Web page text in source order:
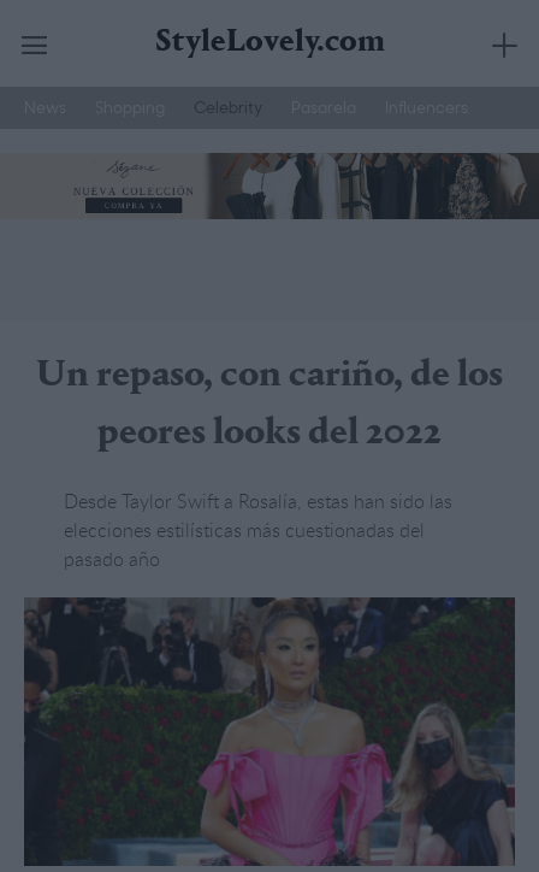
contenido
StyleLovely.com
Celebrity
Street Style Moda Hombre
Un repaso, con cariño, de los
peores looks del 2022
Desde Taylor Swift a Rosalía, estas han sido las
elecciones estilísticas más cuestionadas del
pasado año